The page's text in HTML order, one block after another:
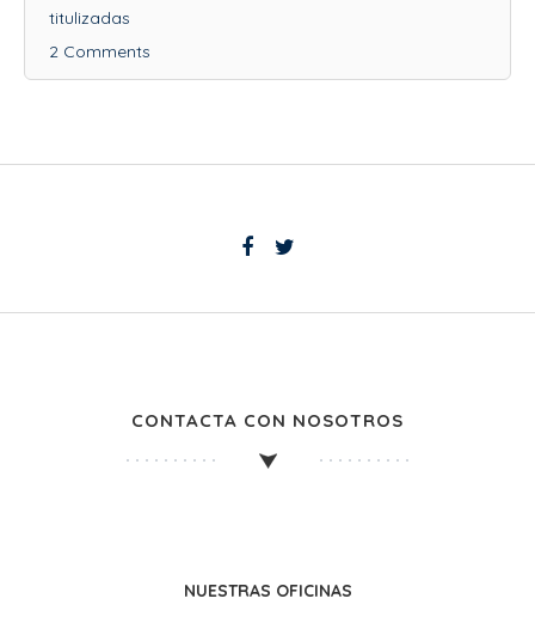
titulizadas
2 Comments
CONTACTA CON NOSOTROS
NUESTRAS OFICINAS